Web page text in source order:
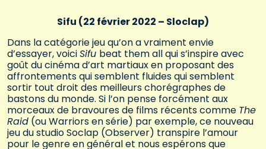
Sifu (22 février 2022 – Sloclap)
Dans la catégorie jeu qu’on a vraiment envie
d’essayer, voiciSifu beat them all qui s’inspire avec
goût du cinéma d’art martiaux en proposant des
affrontements qui semblent fluides qui semblent
sortir tout droit des meilleurs chorégraphes de
bastons du monde. Si l’on pense forcément aux
morceaux de bravoures de films récents comme The
Raid (ou Warriors en série) par exemple, ce nouveau
jeu du studio Soclap (Observer) transpire l’amour
pour le genre en général et nous espérons que